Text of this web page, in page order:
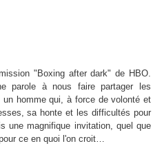
"Boxing after dark" de HBO.
parole à nous faire partager les
homme qui, à force de volonté et
sa honte et les difficultés pour
une magnifique invitation, quel que
ce en quoi l'on croit…